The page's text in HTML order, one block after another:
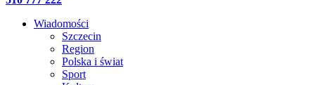
Wiadomości
Szczecin
Region
Polska i świat
Sport